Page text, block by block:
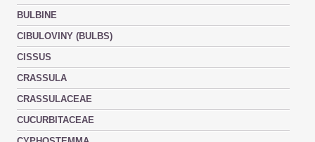
BULBINE
CIBULOVINY (BULBS)
CISSUS
CRASSULA
CRASSULACEAE
CUCURBITACEAE